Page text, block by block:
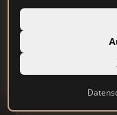
Einzelner